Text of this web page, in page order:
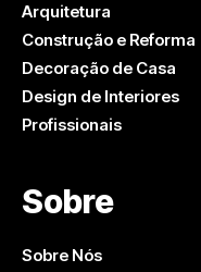
Arquitetura
Construção e Reforma
Decoração de Casa
Design de Interiores
Profissionais
Sobre
Sobre Nós